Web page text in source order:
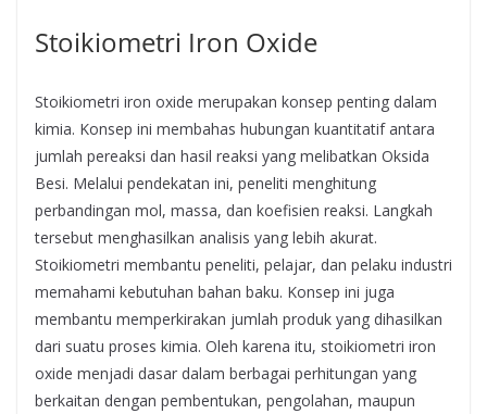
Stoikiometri Iron Oxide
Stoikiometri iron oxide merupakan konsep penting dalam
kimia. Konsep ini membahas hubungan kuantitatif antara
jumlah pereaksi dan hasil reaksi yang melibatkan Oksida
Besi. Melalui pendekatan ini, peneliti menghitung
perbandingan mol, massa, dan koefisien reaksi. Langkah
tersebut menghasilkan analisis yang lebih akurat.
Stoikiometri membantu peneliti, pelajar, dan pelaku industri
memahami kebutuhan bahan baku. Konsep ini juga
membantu memperkirakan jumlah produk yang dihasilkan
dari suatu proses kimia. Oleh karena itu, stoikiometri iron
oxide menjadi dasar dalam berbagai perhitungan yang
berkaitan dengan pembentukan, pengolahan, maupun